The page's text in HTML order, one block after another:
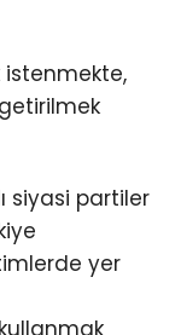
istenmekte,
siyasi partiler
yer